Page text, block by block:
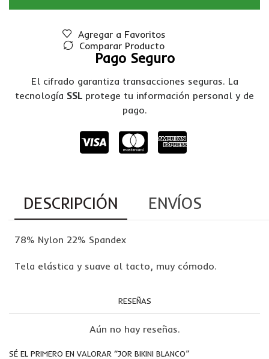
Agregar a Favoritos
Comparar Producto
Pago Seguro
El cifrado garantiza transacciones seguras. La
tecnología SSL protege tu información personal y de
pago.
DESCRIPCIÓN ENVÍOS
78% Nylon 22% Spandex
Tela elástica y suave al tacto, muy cómodo.
RESEÑAS
Aún no hay reseñas.
SÉ EL PRIMERO EN VALORAR “JOR BIKINI BLANCO”